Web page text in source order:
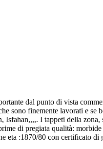
dal punto di vista
sono finemente lavorati e se
I tappeti della
di pregiata qualità: morbide
eta :1870/80 con certificato